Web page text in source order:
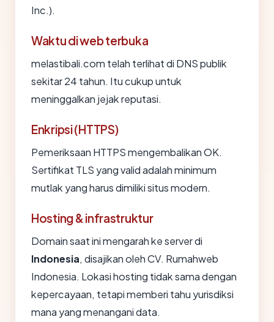
Inc.).
Waktu di web terbuka
melastibali.com telah terlihat di DNS publik
sekitar 24 tahun. Itu cukup untuk
meninggalkan jejak reputasi.
Enkripsi (HTTPS)
Pemeriksaan HTTPS mengembalikan OK.
Sertifikat TLS yang valid adalah minimum
mutlak yang harus dimiliki situs modern.
Hosting & infrastruktur
Domain saat ini mengarah ke server di
Indonesia, disajikan oleh CV. Rumahweb
Indonesia. Lokasi hosting tidak sama dengan
kepercayaan, tetapi memberi tahu yurisdiksi
mana yang menangani data.